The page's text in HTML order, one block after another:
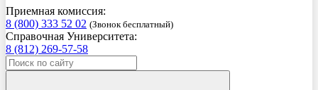
Приемная комиссия:
8 (800) 333 52 02 (Звонок бесплатный)
Справочная Университета:
8 (812) 269-57-58